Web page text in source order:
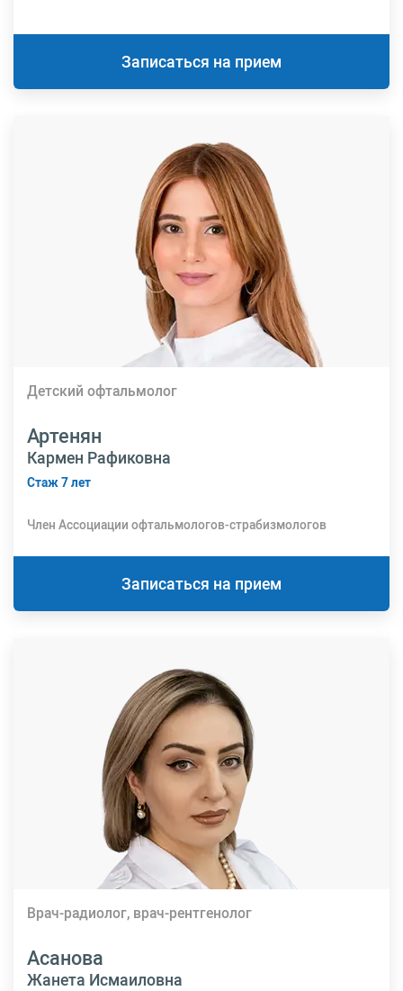
Записаться на прием
Детский офтальмолог
Артенян
Кармен Рафиковна
Стаж 7 лет
Член Ассоциации офтальмологов-страбизмологов
Записаться на прием
Врач-радиолог, врач-рентгенолог
Асанова
Жанета Исмаиловна